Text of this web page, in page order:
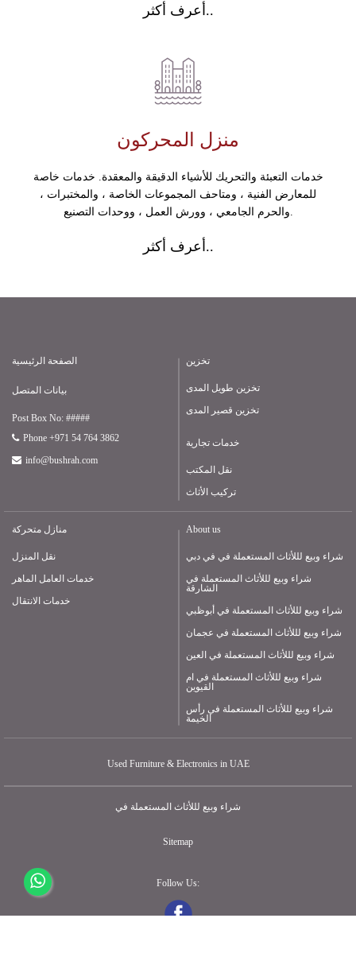
أعرف أكثر..
منزل المحركون
خدمات التعبئة والتحريك للأشياء الدقيقة والمعقدة. خدمات خاصة
للمعارض الفنية ، ومتاحف المجموعات الخاصة ، والمختبرات ،
والحرم الجامعي ، وورش العمل ، ووحدات التصنيع.
أعرف أكثر..
الصفحة الرئيسية
بيانات المتصل
Post Box No: #####
Phone +971 54 764 3862
info@bushrah.com
تخزين
تخزين طويل المدى
تخزين قصير المدى
خدمات تجارية
نقل المكتب
تركيب الأثاث
منازل متحركة
نقل المنزل
خدمات العامل الماهر
خدمات الانتقال
About us
شراء وبيع لللأثاث المستعملة في في دبي
شراء وبيع لللأثاث المستعملة في
الشارقة
شراء وبيع لللأثاث المستعملة في أبوظبي
شراء وبيع لللأثاث المستعملة في عجمان
شراء وبيع لللأثاث المستعملة في العين
شراء وبيع لللأثاث المستعملة في ام
القيوين
شراء وبيع لللأثاث المستعملة في رأس
الخيمة
Used Furniture & Electronics in UAE
شراء وبيع لللأثاث المستعملة في
Sitemap
Follow Us: